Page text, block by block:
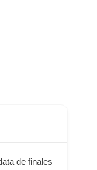
de finales